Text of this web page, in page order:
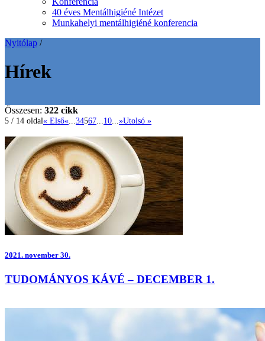
40 éves Mentálhigiéné Intézet
Munkahelyi mentálhigiéné konferencia
Nyitólap /
Hírek
Összesen: 322 cikk
5 / 14 oldal« Első« 34567 10 »Utolsó »
2021. november 30.
TUDOMÁNYOS KÁVÉ – DECEMBER 1.